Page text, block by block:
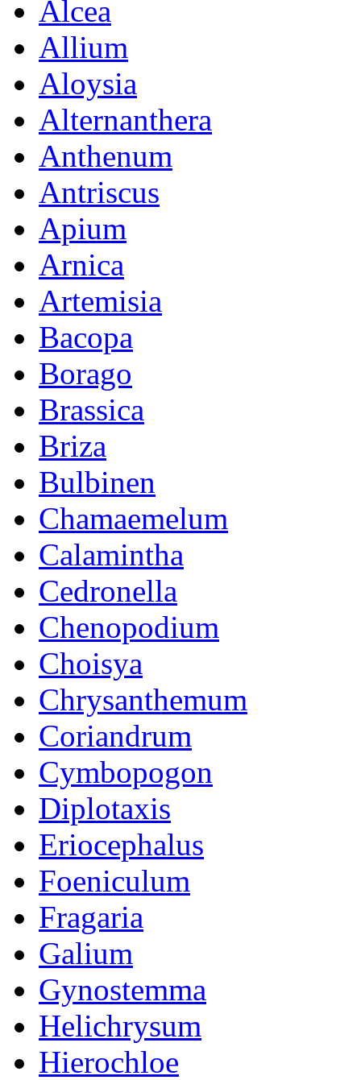
Alcea
Allium
Aloysia
Alternanthera
Anthenum
Antriscus
Apium
Arnica
Artemisia
Bacopa
Borago
Brassica
Briza
Bulbinen
Chamaemelum
Calamintha
Cedronella
Chenopodium
Choisya
Chrysanthemum
Coriandrum
Cymbopogon
Diplotaxis
Eriocephalus
Foeniculum
Fragaria
Galium
Gynostemma
Helichrysum
Hierochloe